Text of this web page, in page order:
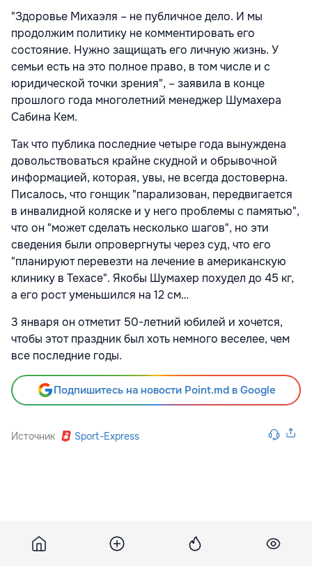
"Здоровье Михаэля – не публичное дело. И мы
продолжим политику не комментировать его
состояние. Нужно защищать его личную жизнь. У
семьи есть на это полное право, в том числе и с
юридической точки зрения", – заявила в конце
прошлого года многолетний менеджер Шумахера
Сабина Кем.
Так что публика последние четыре года вынуждена
довольствоваться крайне скудной и обрывочной
информацией, которая, увы, не всегда достоверна.
Писалось, что гонщик "парализован, передвигается
в инвалидной коляске и у него проблемы с памятью",
что он "может сделать несколько шагов", но эти
сведения были опровергнуты через суд, что его
"планируют перевезти на лечение в американскую
клинику в Техасе". Якобы Шумахер похудел до 45 кг,
а его рост уменьшился на 12 см…
3 января он отметит 50-летний юбилей и хочется,
чтобы этот праздник был хоть немного веселее, чем
все последние годы.
Подпишитесь на новости Point.md в Google
Источник Sport-Express